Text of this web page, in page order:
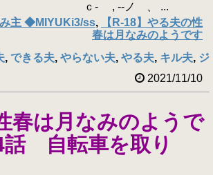
‐ノ 、 ...
主 ◆MIYUKi3/ss,
【R-18】やる夫の性
春は月なみのようです
, できる夫, やらない夫, やる夫, キル夫, ジ
2021/11/10
春は月なみのようで
自転車を取り